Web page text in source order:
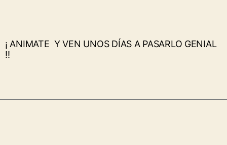
¡ ANIMATE Y VEN UNOS DÍAS A PASARLO GENIAL
!!